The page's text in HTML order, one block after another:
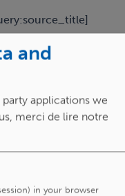
and
applications we
merci de lire notre
in your browser